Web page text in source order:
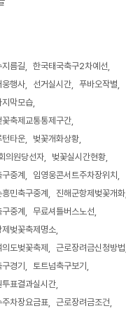
지름길
한국태국축구2차예선
웅행사
선거실시간
푸바오작별
막모습
꽃축제교통통제구간
턴타운
벚꽃개화상황
의원당선자
벚꽃실시간현황
중계
임영웅콘서트주차장위치
민축구중계
진해군항제벚꽃개화
중계
무료셔틀버스노선
제벚꽃축제명소
도벚꽃축제
근로장려금신청방법
경기
토트넘축구보기
표결과실시간
주차장요금표
근로장려금조건